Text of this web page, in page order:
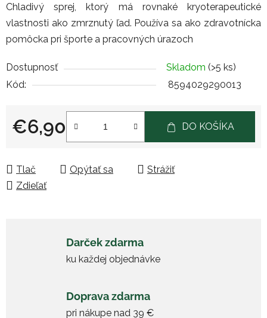
Chladivý sprej, ktorý má rovnaké kryoterapeutické
vlastnosti ako zmrznutý ľad. Používa sa ako zdravotnícka
pomôcka pri športe a pracovných úrazoch
Dostupnosť Skladom (>5 ks)
Kód:
8594029290013
€6,90
Jednotková cena:
DO KOŠÍKA
Tlač Opýtať sa
Strážiť
Zdieľať
Darček zdarma
ku každej objednávke
Doprava zdarma
pri nákupe nad 39 €